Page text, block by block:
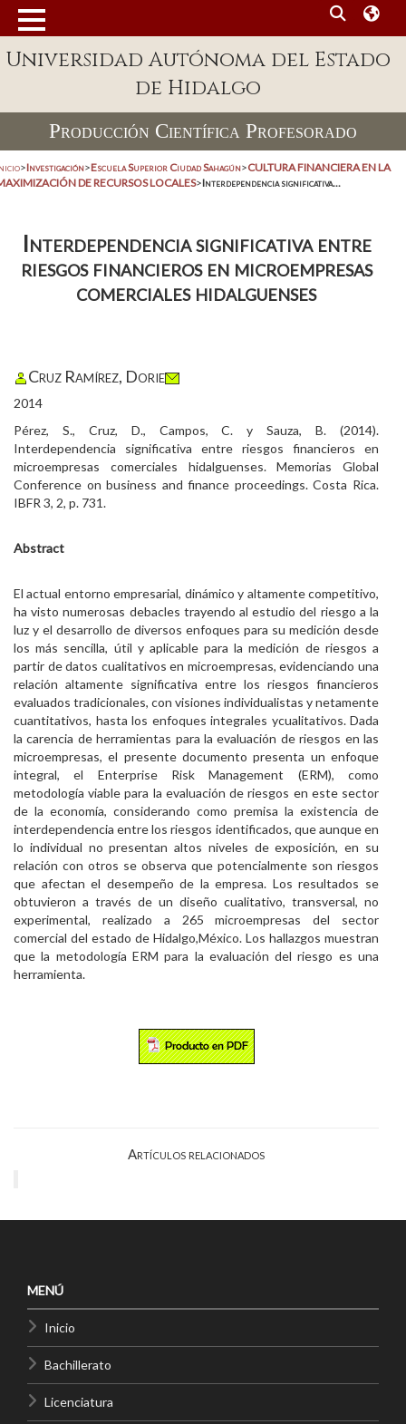
Universidad Autónoma del Estado
de Hidalgo
Producción Científica Profesorado
>Investigación>Escuela Superior Ciudad Sahagún>CULTURA FINANCIERA EN LA
DE RECURSOS LOCALES>Interdependencia significativa...
Interdependencia significativa entre
riesgos financieros en microempresas
comerciales hidalguenses
Cruz Ramírez, Dorie
2014
Pérez, S., Cruz, D., Campos, C. y Sauza, B. (2014).
Interdependencia significativa entre riesgos financieros en
microempresas comerciales hidalguenses. Memorias Global
Conference on business and finance proceedings. Costa Rica.
IBFR 3, 2, p. 731.
Abstract
El actual entorno empresarial, dinámico y altamente competitivo,
ha visto numerosas debacles trayendo al estudio del riesgo a la
luz y el desarrollo de diversos enfoques para su medición desde
los más sencilla, útil y aplicable para la medición de riesgos a
partir de datos cualitativos en microempresas, evidenciando una
relación altamente significativa entre los riesgos financieros
evaluados tradicionales, con visiones individualistas y netamente
cuantitativos, hasta los enfoques integrales ycualitativos. Dada
la carencia de herramientas para la evaluación de riesgos en las
microempresas, el presente documento presenta un enfoque
integral, el Enterprise Risk Management (ERM), como
metodología viable para la evaluación de riesgos en este sector
de la economía, considerando como premisa la existencia de
interdependencia entre los riesgos identificados, que aunque en
lo individual no presentan altos niveles de exposición, en su
relación con otros se observa que potencialmente son riesgos
que afectan el desempeño de la empresa. Los resultados se
obtuvieron a través de un diseño cualitativo, transversal, no
experimental, realizado a 265 microempresas del sector
comercial del estado de Hidalgo,México. Los hallazgos muestran
que la metodología ERM para la evaluación del riesgo es una
herramienta.
Artículos relacionados
MENÚ
Inicio
Bachillerato
Licenciatura